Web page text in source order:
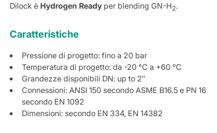
Dilock è Hydrogen Ready per blending GN-H2.
Caratteristiche
Pressione di progetto: fino a 20 bar
Temperatura di progetto: da -20 °C a +60 °C
Grandezze disponibili DN: up to 2″
Connessioni: ANSI 150 secondo ASME B16.5 e PN 16
secondo EN 1092
Dimensioni: secondo EN 334, EN 14382